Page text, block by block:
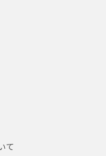
て